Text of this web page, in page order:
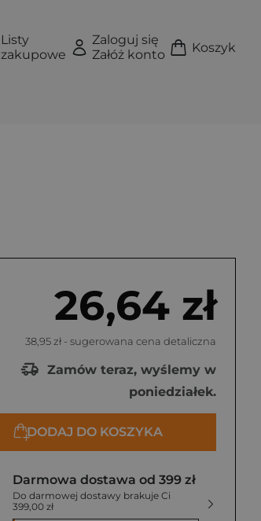
Listy
zakupowe
Zaloguj się
Załóż konto
Koszyk
26,64 zł
38,95 zł - sugerowana cena detaliczna
Zamów teraz, wyślemy w
poniedziałek.
DODAJ DO KOSZYKA
Darmowa dostawa od 399 zł
Do darmowej dostawy brakuje Ci
399,00 zł